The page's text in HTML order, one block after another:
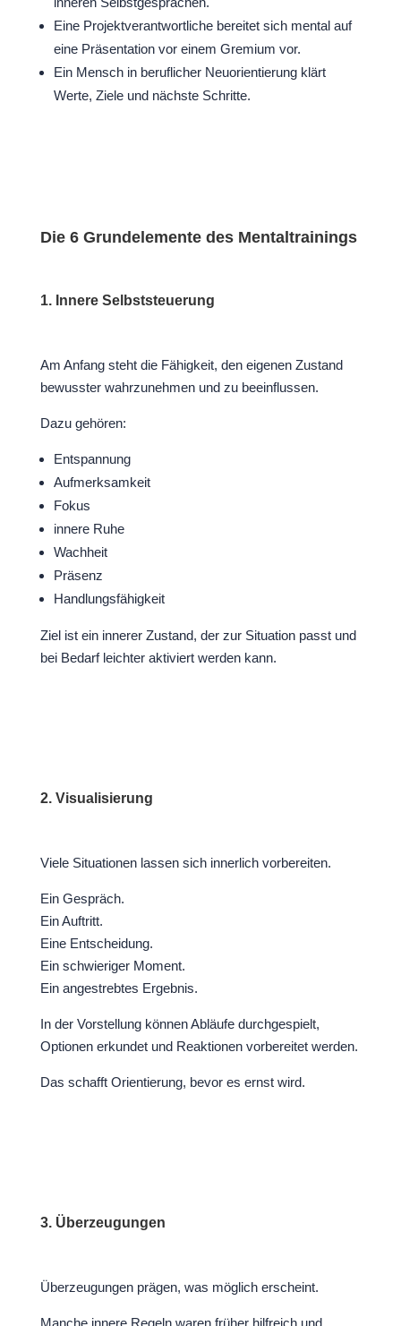
Eine Projektverantwortliche bereitet sich mental auf
eine Präsentation vor einem Gremium vor.
Ein Mensch in beruflicher Neuorientierung klärt
Werte, Ziele und nächste Schritte.
Die 6 Grundelemente des Mentaltrainings
1. Innere Selbststeuerung
Am Anfang steht die Fähigkeit, den eigenen Zustand
bewusster wahrzunehmen und zu beeinflussen.
Dazu gehören:
Entspannung
Aufmerksamkeit
Fokus
innere Ruhe
Wachheit
Präsenz
Handlungsfähigkeit
Ziel ist ein innerer Zustand, der zur Situation passt und
bei Bedarf leichter aktiviert werden kann.
2. Visualisierung
Viele Situationen lassen sich innerlich vorbereiten.
Ein Gespräch.
Ein Auftritt.
Eine Entscheidung.
Ein schwieriger Moment.
Ein angestrebtes Ergebnis.
In der Vorstellung können Abläufe durchgespielt,
Optionen erkundet und Reaktionen vorbereitet werden.
Das schafft Orientierung, bevor es ernst wird.
3. Überzeugungen
Überzeugungen prägen, was möglich erscheint.
Manche innere Regeln waren früher hilfreich und